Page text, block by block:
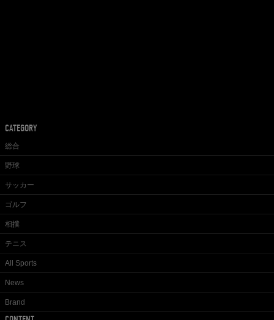
CATEGORY
総合
野球
サッカー
ゴルフ
相撲
テニス
All Sports
News
Brand